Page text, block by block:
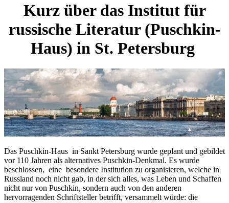
Kurz über das Institut für
russische Literatur (Puschkin-
Haus) in St. Petersburg
Das Puschkin-Haus in Sankt Petersburg wurde geplant und gebildet
vor 110 Jahren als alternatives Puschkin-Denkmal. Es wurde
beschlossen, eine besondere Institution zu organisieren, welche in
Russland noch nicht gab, in der sich alles, was Leben und Schaffen
nicht nur von Puschkin, sondern auch von den anderen
hervorragenden Schriftsteller betrifft, versammelt würde: die